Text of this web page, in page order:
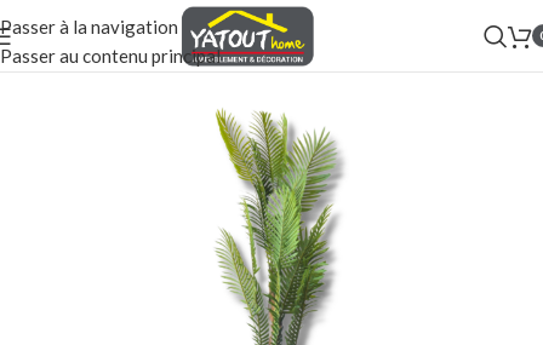
Passer à la navigation
Passer au contenu principal